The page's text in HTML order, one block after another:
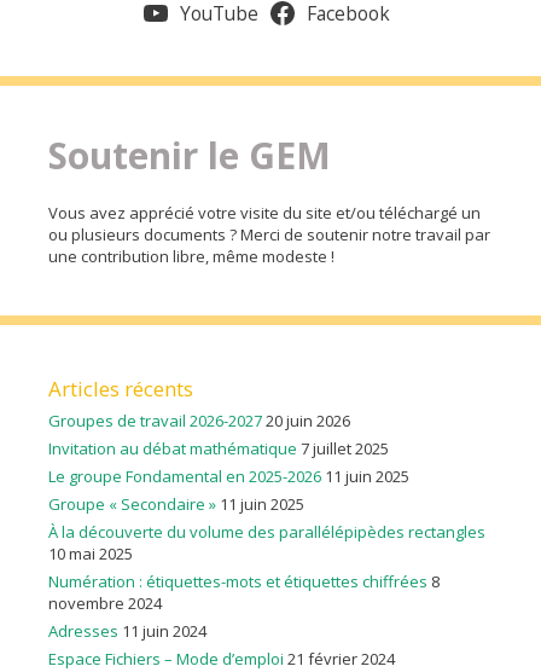
YouTube Facebook
Soutenir le GEM
Vous avez apprécié votre visite du site et/ou téléchargé un
ou plusieurs documents ? Merci de soutenir notre travail par
une contribution libre, même modeste !
Articles récents
Groupes de travail 2026-202720 juin 2026
Invitation au débat mathématique 7 juillet 2025
Le groupe Fondamental en 2025-2026 11 juin 2025
Groupe « Secondaire » 11 juin 2025
À la découverte du volume des parallélépipèdes rectangles
10 mai 2025
Numération : étiquettes-mots et étiquettes chiffrées 8
novembre 2024
Adresses 11 juin 2024
Espace Fichiers – Mode d’emploi 21 février 2024